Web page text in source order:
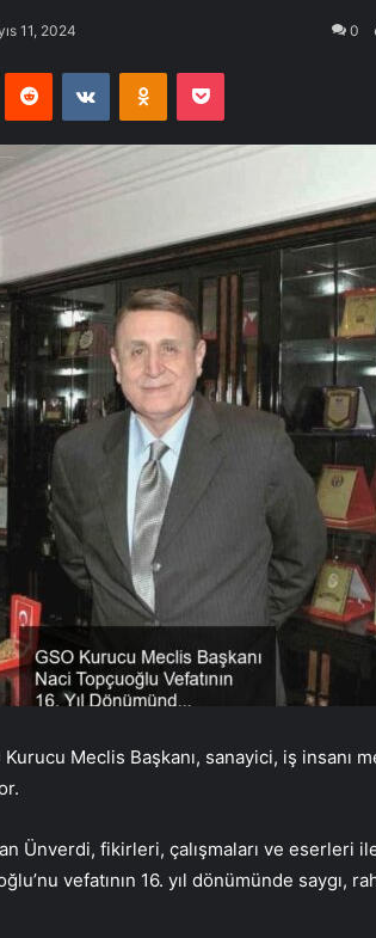
11, 2024 0
Reddit VKontakteOdnoklassniki
Pocket
Kurucu Meclis Başkanı, sanayici, iş insanı
Ünverdi, fikirleri, çalışmaları ve eserleri
vefatının 16. yıl dönümünde saygı,